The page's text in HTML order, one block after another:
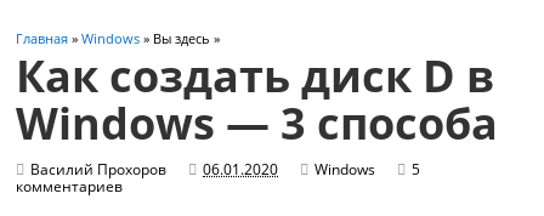
Главная »Windows » Вы здесь »
Как создать диск D в
Windows — 3 способа
Василий Прохоров 06.01.2020 Windows
5
комментариев